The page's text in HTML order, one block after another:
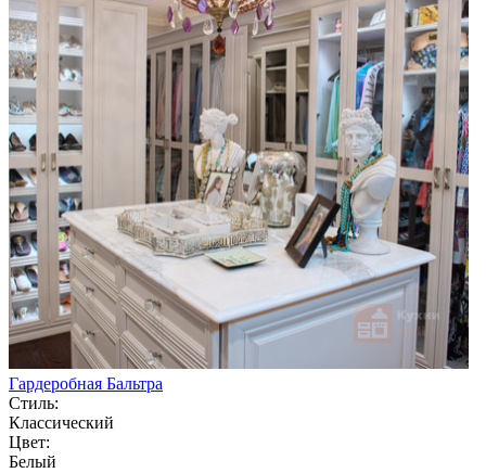
Гардеробная Бальтра
Стиль:
Классический
Цвет:
Белый